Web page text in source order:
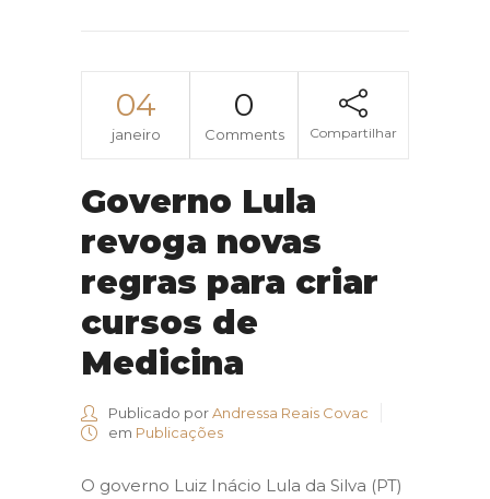
04
janeiro
0
Comments Compartilhar
Governo Lula
revoga novas
regras para criar
cursos de
Medicina
Publicado porAndressa Reais Covac
em Publicações
O governo Luiz Inácio Lula da Silva (PT)